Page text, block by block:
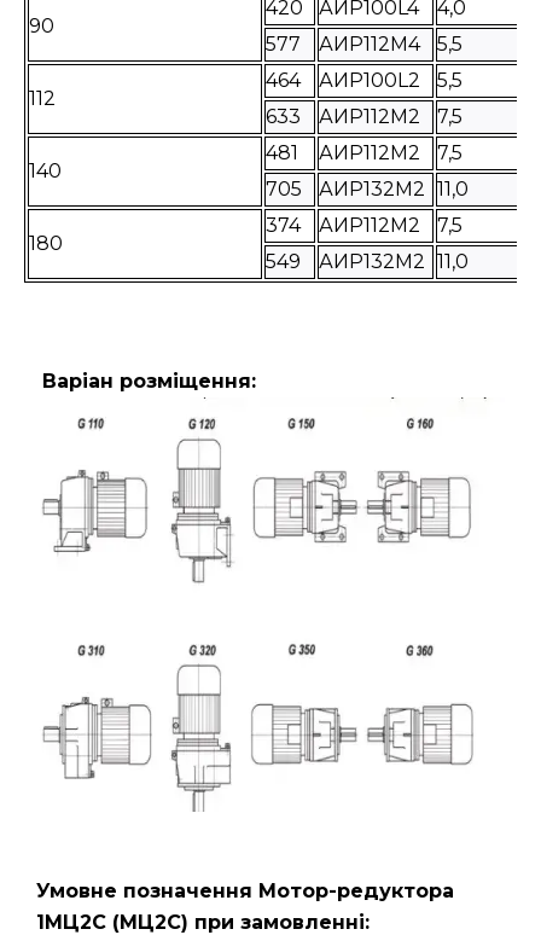
90
420 АИР100L4
4,0
577
АИР112M4 5,5
112
464 АИР100L2
5,5
633
АИР112M2 7,5
140
481 АИР112M2
7,5
705
АИР132M2 11,0
180
374 АИР112M2
7,5
549
АИР132M2 11,0
Варіан розміщення:
Умовне позначення Мотор-редуктора
1МЦ2С (МЦ2С) при замовленні: